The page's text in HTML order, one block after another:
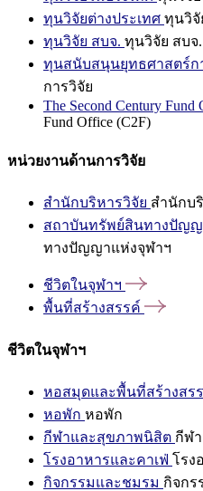
ทุนวิจัยต่างประเทศ ทุนวิจั
ทุนวิจัย สบจ. ทุนวิจัย สบจ.
ทุนสนับสนุนยุทธศาสตร์ก
การวิจัย
The Second Century Fund
Fund Office (C2F)
หน่วยงานด้านการวิจัย
สำนักบริหารวิจัย สำนักบ
สถาบันทรัพย์สินทางปัญญ
ทางปัญญาแห่งจุฬาฯ
ชีวิตในจุฬาฯ
พื้นที่สร้างสรรค์
ชีวิตในจุฬาฯ
หอสมุดและพื้นที่สร้างสร
หอพัก หอพัก
กีฬาและสุขภาพนิสิต กีฬ
โรงอาหารและคาเฟ่ โรง
กิจกรรมและชมรม กิจกร